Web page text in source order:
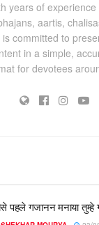
years of
aartis,
committed to
in a simple,
for devotees
पहले गजानन मनाया तुम्हे